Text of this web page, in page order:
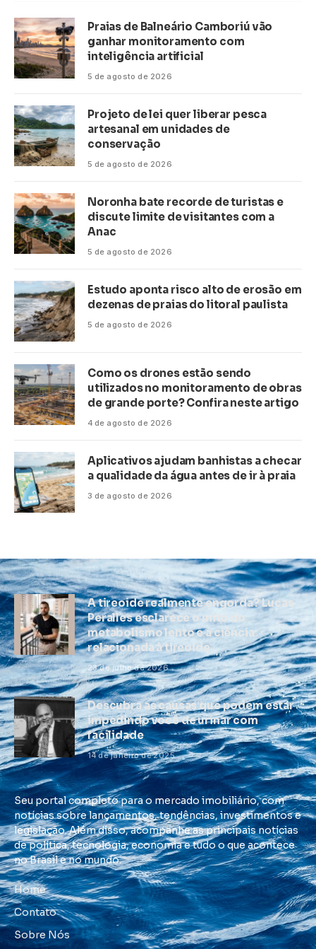
Praias de Balneário Camboriú vão
ganhar monitoramento com
inteligência artificial
5 de agosto de 2026
Projeto de lei quer liberar pesca
artesanal em unidades de
conservação
5 de agosto de 2026
Noronha bate recorde de turistas e
discute limite de visitantes com a
Anac
5 de agosto de 2026
Estudo aponta risco alto de erosão em
dezenas de praias do litoral paulista
5 de agosto de 2026
Como os drones estão sendo
utilizados no monitoramento de obras
de grande porte? Confira neste artigo
4 de agosto de 2026
Aplicativos ajudam banhistas a checar
a qualidade da água antes de ir à praia
3 de agosto de 2026
A tireoide realmente engorda? Lucas
Peralles esclarece o mito do
metabolismo lento e a ciência
relacionada à tireoide
23 de julho de 2026
Descubra as causas que podem estar
impedindo você de urinar com
facilidade
14 de janeiro de 2025
Seu portal completo para o mercado imobiliário, com
notícias sobre lançamentos, tendências, investimentos e
legislação. Além disso, acompanhe as principais notícias
de política, tecnologia, economia e tudo o que acontece
no Brasil e no mundo.
Home
Contato
Sobre Nós